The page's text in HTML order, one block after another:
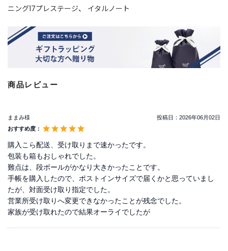
利
用
く
あ
ご
質
問
I
n
s
ニング17プレステージ、 イタルノート
商品レビュー
ままみ様 投稿日： 2026年06月02日
おすすめ度：
購入こら配送、受け取りまで速かったです。
包装も箱もおしゃれでした。
難点は、段ボールがかなり大きかったことです。
手帳を購入したので、ポストインサイズで届くかと思っていまし
たが、対面受け取り指定でした。
営業所受け取りへ変更できなかったことが残念でした。
家族が受け取れたので結果オーライでしたが